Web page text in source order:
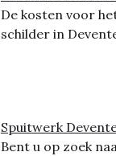
De kosten voor
schilder in
Spuitwerk
Bent u op zoek